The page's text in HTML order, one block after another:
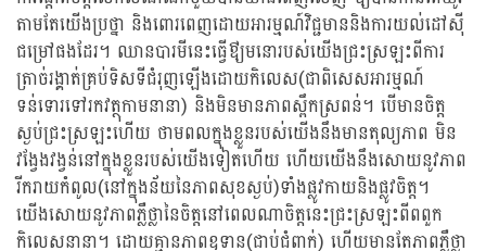
តាមតែយើងប្រថ្នា និងពោរពេញដោយអារម្មណ៍វិជ្ជមាននិងការយល់ដៅស៊ី
ជម្រៅផងដែរ។ ឈានបារមីនេះធ្វើឳ្យមនោរបស់យើងជ្រះស្រឡះពីការ
ត្រាច់រង្គាត់គ្រប់ទិសទីជំរុញឡើងដោយកិលេស(ជាពិសេសអារម្មណ៍
ទន់ទោរទៅរកវត្ថុកាមនានា) និងមិនមានភាពស្ពឹកស្រពន់។ បើមានចិត្ត
ស្ងប់ជ្រះស្រឡះហើយ ថាមពលក្នុងខ្លួនរបស់យើងនឹងមានតុល្យភាព មិន
វង្វែងវង្វន់នៅក្នុងខ្លួនរបស់យើងទៀតហើយ ហើយយើងនឹងសោយនូវភាព
រីករាយកំពូល(នៅក្នុងន័យនៃភាពសុខស្ងប់)ទាំងផ្លូវកាយនិងផ្លូវចិត្ត។
យើងសោយនូវភាពភ្លឺថ្លានៃចិត្តនៅពេលណាចិត្តនេះជ្រះស្រឡះពីពពួក
កិលេសនានា។ ដោយគ្មានភាពឧទាន(ជាប់ជំពាក់) ហើយមានតែភាពភ្លឺថ្លា